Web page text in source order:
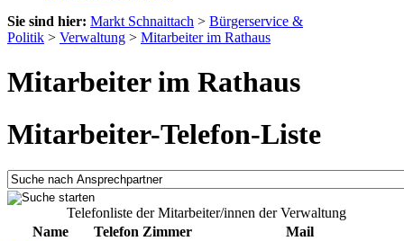
Sie sind hier: Markt Schnaittach > Bürgerservice &
Politik > Verwaltung > Mitarbeiter im Rathaus
Mitarbeiter im Rathaus
Mitarbeiter-Telefon-Liste
Telefonliste der Mitarbeiter/innen der Verwaltung
Name
Telefon Zimmer
Mail